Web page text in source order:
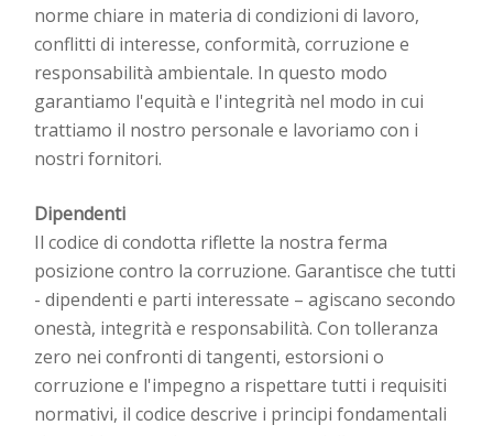
norme chiare in materia di condizioni di lavoro,
conflitti di interesse, conformità, corruzione e
responsabilità ambientale. In questo modo
garantiamo l'equità e l'integrità nel modo in cui
trattiamo il nostro personale e lavoriamo con i
nostri fornitori.
Dipendenti
Il codice di condotta riflette la nostra ferma
posizione contro la corruzione. Garantisce che tutti
- dipendenti e parti interessate – agiscano secondo
onestà, integrità e responsabilità. Con tolleranza
zero nei confronti di tangenti, estorsioni o
corruzione e l'impegno a rispettare tutti i requisiti
normativi, il codice descrive i principi fondamentali